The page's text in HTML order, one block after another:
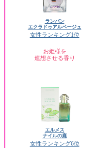
ランバン
エクラドゥアルページュ
女性ランキング1位
お姫様を
連想させる香り
エルメス
ナイルの庭
女性ランキング6位